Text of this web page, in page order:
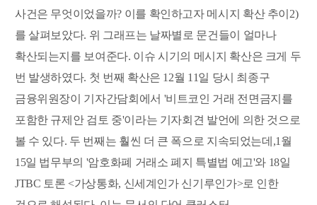
사건은 무엇이었을까? 이를 확인하고자 메시지 확산 추이2)
를 살펴보았다. 위 그래프는 날짜별로 문건들이 얼마나
확산되는지를 보여준다. 이슈 시기의 메시지 확산은 크게 두
번 발생하였다. 첫 번째 확산은 12월 11일 당시 최종구
금융위원장이 기자간담회에서 '비트코인 거래 전면금지를
포함한 규제안 검토 중'이라는 기자회견 발언에 의한 것으로
볼 수 있다. 두 번째는 훨씬 더 큰 폭으로 지속되었는데,1월
15일 법무부의 '암호화폐 거래소 폐지 특별법 예고'와 18일
JTBC 토론 <가상통화, 신세계인가 신기루인가>로 인한